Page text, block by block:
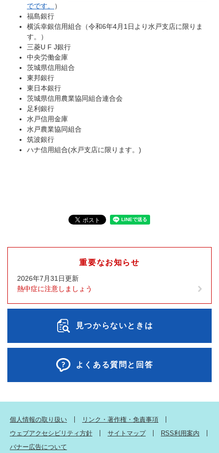
でです。
）
福島銀行
横浜幸銀信用組合（令和6年4月1日より水戸支店に限りま
す。）
三菱U F J銀行
中央労働金庫
茨城県信用組合
東邦銀行
東日本銀行
茨城県信用農業協同組合連合会
足利銀行
水戸信用金庫
水戸農業協同組合
筑波銀行
ハナ信用組合(水戸支店に限ります。)
重要なお知らせ
2026年7月31日更新
熱中症に注意しましょう
見つからないときは
よくある質問と回答
個人情報の取り扱い
リンク・著作権・免責事項
ウェブアクセシビリティ方針
サイトマップ
RSS利用案内
バナー広告について